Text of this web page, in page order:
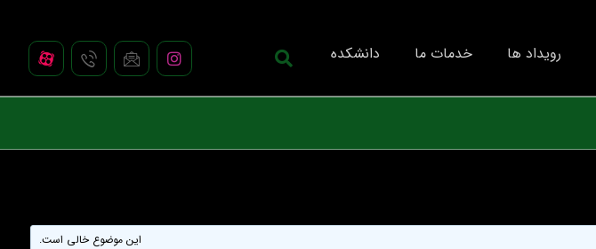
رویداد ها خدمات ما دانشکده
این موضوع خالی است.